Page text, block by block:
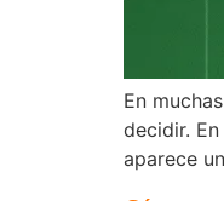
En
decidir.
aparece